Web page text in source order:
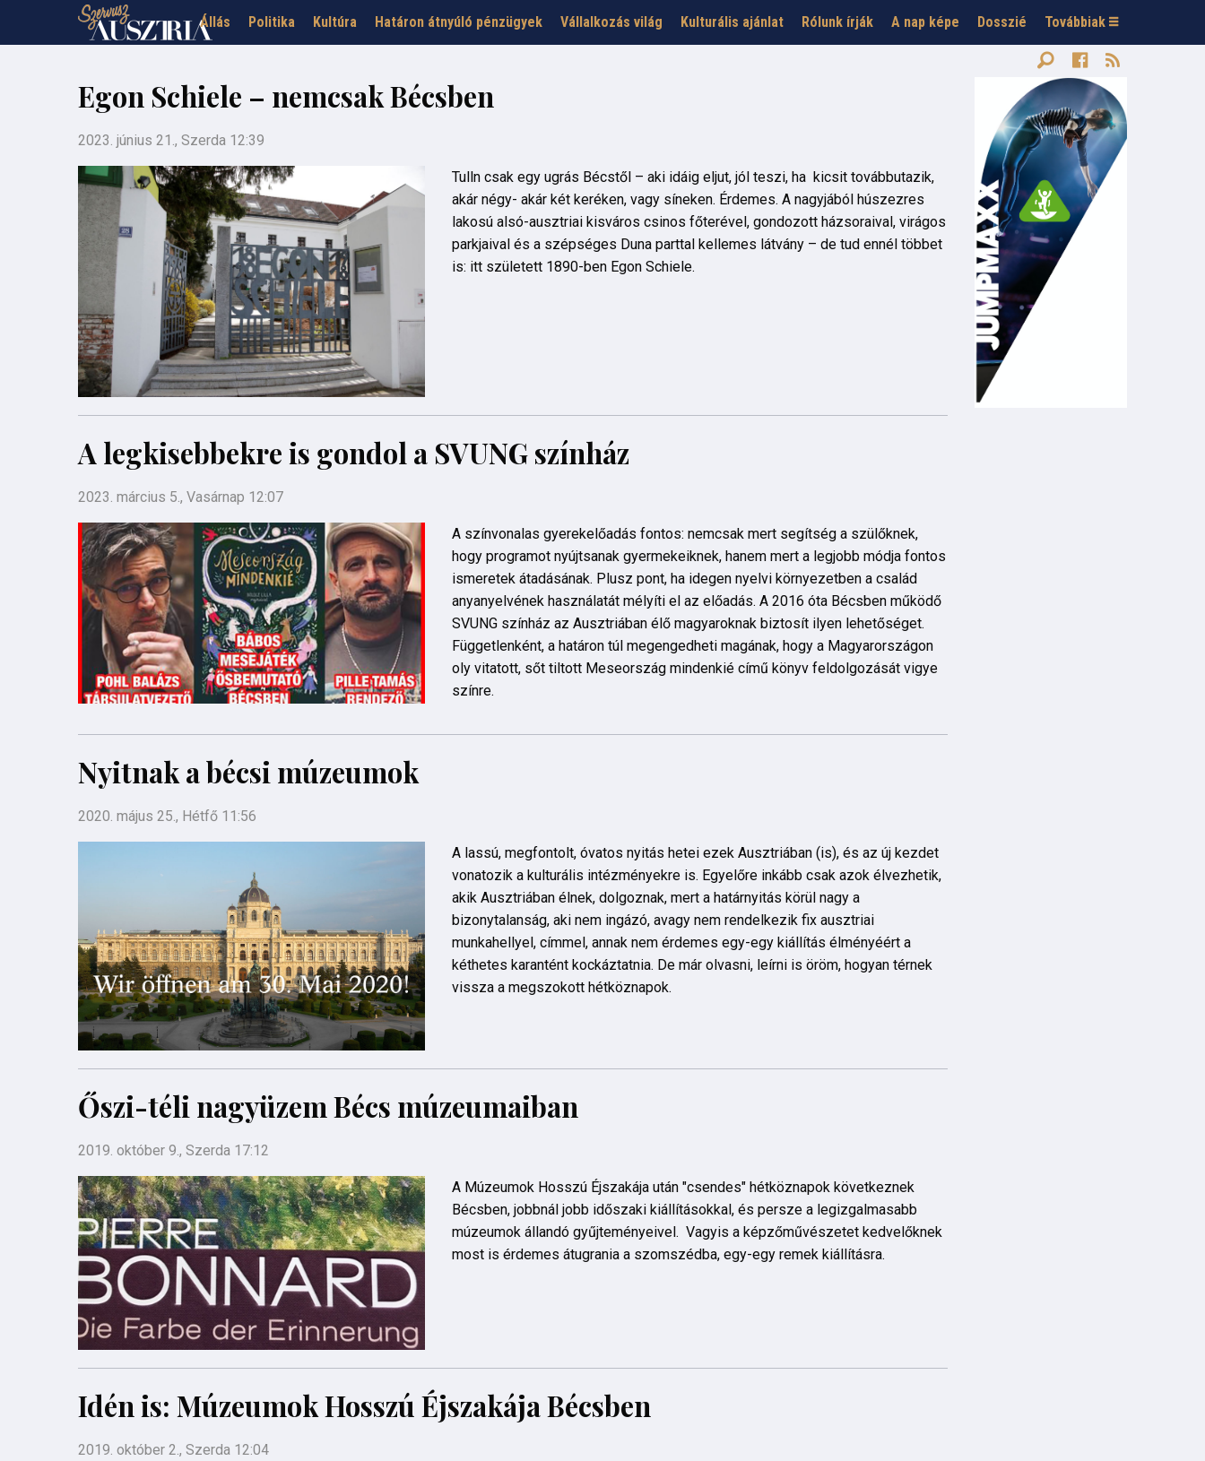
Állás Politika Kultúra Határon átnyúló pénzügyek Vállalkozás világ Kulturális ajánlat Rólunk írják A nap képe Dosszié Továbbiak
Egon Schiele – nemcsak Bécsben
2023. június 21., Szerda 12:39
Tulln csak egy ugrás Bécstől – aki idáig eljut, jól teszi, ha kicsit továbbutazik,
akár négy- akár két keréken, vagy síneken. Érdemes. A nagyjából húszezres
lakosú alsó-ausztriai kisváros csinos főterével, gondozott házsoraival, virágos
parkjaival és a szépséges Duna parttal kellemes látvány – de tud ennél többet
is: itt született 1890-ben Egon Schiele.
A legkisebbekre is gondol a SVUNG színház
2023. március 5., Vasárnap 12:07
A színvonalas gyerekelőadás fontos: nemcsak mert segítség a szülőknek,
hogy programot nyújtsanak gyermekeiknek, hanem mert a legjobb módja fontos
ismeretek átadásának. Plusz pont, ha idegen nyelvi környezetben a család
anyanyelvének használatát mélyíti el az előadás. A 2016 óta Bécsben működő
SVUNG színház az Ausztriában élő magyaroknak biztosít ilyen lehetőséget.
Függetlenként, a határon túl megengedheti magának, hogy a Magyarországon
oly vitatott, sőt tiltott Meseország mindenkié című könyv feldolgozását vigye
színre.
Nyitnak a bécsi múzeumok
2020. május 25., Hétfő 11:56
A lassú, megfontolt, óvatos nyitás hetei ezek Ausztriában (is), és az új kezdet
vonatozik a kulturális intézményekre is. Egyelőre inkább csak azok élvezhetik,
akik Ausztriában élnek, dolgoznak, mert a határnyitás körül nagy a
bizonytalanság, aki nem ingázó, avagy nem rendelkezik fix ausztriai
munkahellyel, címmel, annak nem érdemes egy-egy kiállítás élményéért a
kéthetes karantént kockáztatnia. De már olvasni, leírni is öröm, hogyan térnek
vissza a megszokott hétköznapok.
Őszi-téli nagyüzem Bécs múzeumaiban
2019. október 9., Szerda 17:12
A Múzeumok Hosszú Éjszakája után "csendes" hétköznapok következnek
Bécsben, jobbnál jobb időszaki kiállításokkal, és persze a legizgalmasabb
múzeumok állandó gyűjteményeivel. Vagyis a képzőművészetet kedvelőknek
most is érdemes átugrania a szomszédba, egy-egy remek kiállításra.
Idén is: Múzeumok Hosszú Éjszakája Bécsben
2019. október 2., Szerda 12:04